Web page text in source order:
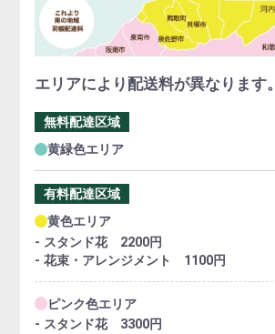
エリアにより配送料が異なります。
無料配達区域
黄緑色エリア
有料配達区域
黄色エリア
- スタンド花 2200円
- 花束・アレンジメント 1100円
ピンク色エリア
- スタンド花 3300円